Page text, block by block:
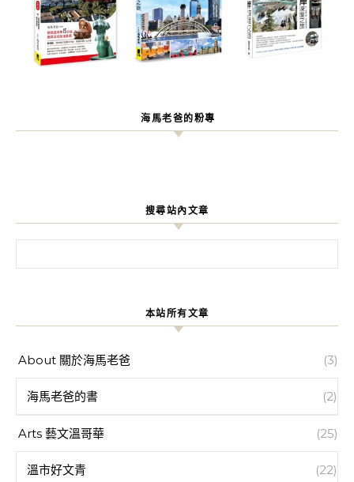
海馬老爸的粉專
搜尋站內文章
本站所有文章
About 關於海馬老爸 (3)
海馬老爸的書 (2)
Arts 藝文溫哥華 (25)
溫市好文青 (22)